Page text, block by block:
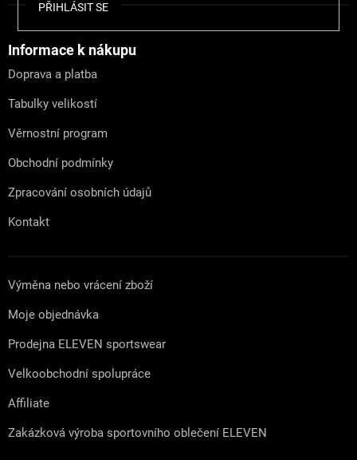
PŘIHLÁSIT SE
Informace k nákupu
Doprava a platba
Tabulky velikostí
Věrnostní program
Obchodní podmínky
Zpracování osobních údajů
Kontakt
Výměna nebo vrácení zboží
Moje objednávka
Prodejna ELEVEN sportswear
Velkoobchodní spolupráce
Affiliate
Zakázková výroba sportovního oblečení ELEVEN